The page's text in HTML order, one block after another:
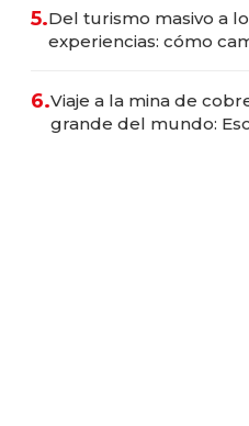
transformadoras
5.Del turismo masivo a
experiencias: cómo
6.Viaje a la mina de
grande del mundo: